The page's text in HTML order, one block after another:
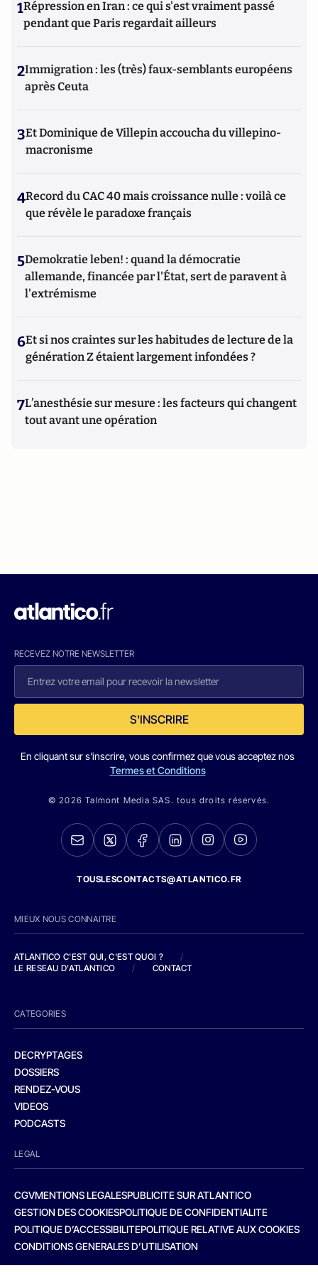
Scientifiques de Bures-sur-Yvette.
1Répression en Iran : ce qui s'est vraiment passé
pendant que Paris regardait ailleurs
2Immigration : les (très) faux-semblants européens
après Ceuta
3Et Dominique de Villepin accoucha du villepino-
macronisme
4Record du CAC 40 mais croissance nulle : voilà ce
que révèle le paradoxe français
5Demokratie leben! : quand la démocratie
allemande, financée par l'État, sert de paravent à
l'extrémisme
6Et si nos craintes sur les habitudes de lecture de la
génération Z étaient largement infondées ?
7L’anesthésie sur mesure : les facteurs qui changent
tout avant une opération
RECEVEZ NOTRE NEWSLETTER
S'INSCRIRE
En cliquant sur s'inscrire, vous confirmez que vous acceptez nos
Termes et Conditions
© 2026 Talmont Media SAS. tous droits réservés.
TOUSLESCONTACTS@ATLANTICO.FR
MIEUX NOUS CONNAITRE
ATLANTICO C'EST QUI, C'EST QUOI ?
/
LE RESEAU D'ATLANTICO
/ CONTACT
CATEGORIES
DECRYPTAGES
DOSSIERS
RENDEZ-VOUS
VIDEOS
PODCASTS
LEGAL
CGVMENTIONS LEGALESPUBLICITE SUR ATLANTICO
GESTION DES COOKIESPOLITIQUE DE CONFIDENTIALITE
POLITIQUE D’ACCESSIBILITEPOLITIQUE RELATIVE AUX COOKIES
CONDITIONS GENERALES D’UTILISATION